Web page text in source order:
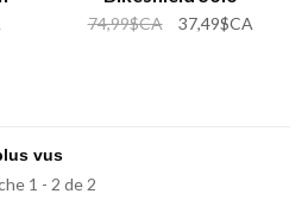
74,99$CA 37,49$CA
1 - 2 de 2